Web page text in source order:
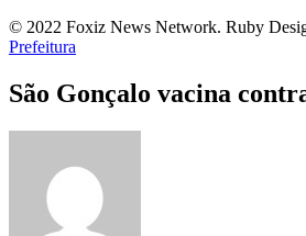
© 2022 Foxiz News Network. Ruby
Prefeitura
São Gonçalo vacina